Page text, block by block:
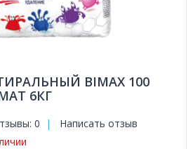
BIMAX 100
6КГ
0 | Написать отзыв